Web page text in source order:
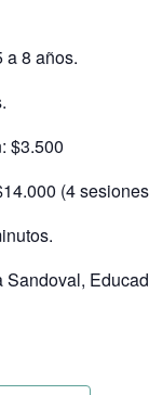
a 8 años.
$3.500
(4
Sandoval,